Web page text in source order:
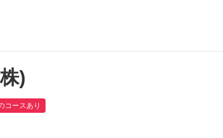
)
コースあり